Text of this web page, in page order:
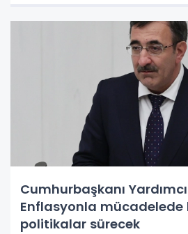
Cumhurbaşkanı
Enflasyonla mücadelede
politikalar sürecek